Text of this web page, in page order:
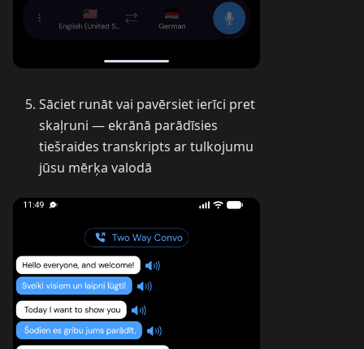
Sāciet runāt vai pavērsiet ierīci pret
skaļruni — ekrānā parādīsies
tiešraides transkripts ar tulkojumu
jūsu mērķa valodā